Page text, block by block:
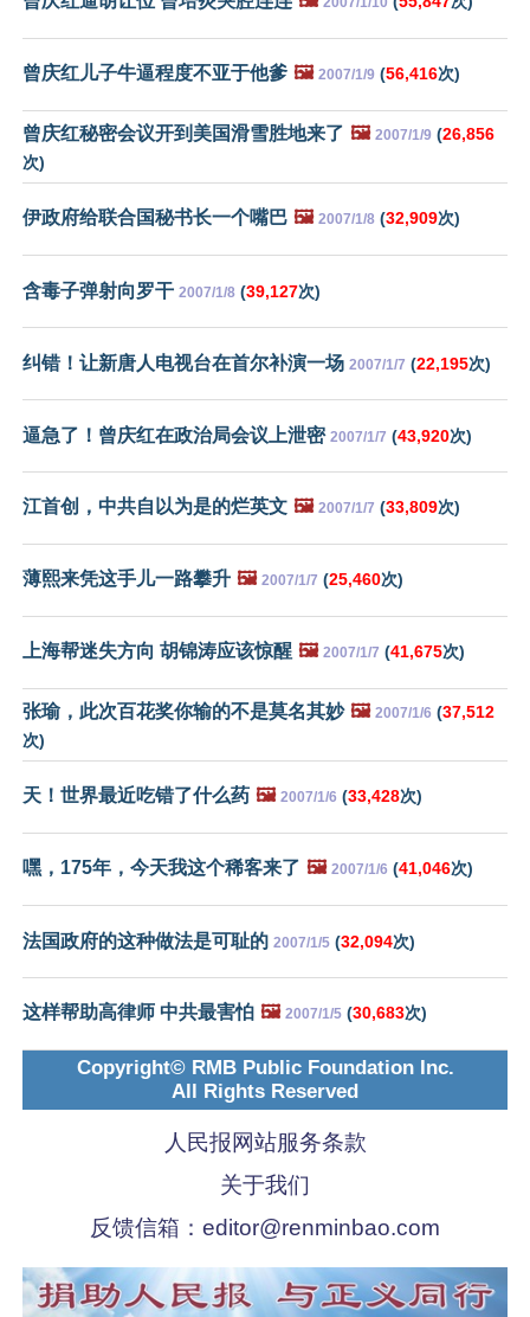
曾庆红儿子牛逼程度不亚于他爹 🖼️ 2007/1/9 (56,416次)
曾庆红秘密会议开到美国滑雪胜地来了 🖼️ 2007/1/9 (26,856
次)
伊政府给联合国秘书长一个嘴巴 🖼️ 2007/1/8 (32,909次)
含毒子弹射向罗干 2007/1/8 (39,127次)
纠错！让新唐人电视台在首尔补演一场 2007/1/7 (22,195次)
逼急了！曾庆红在政治局会议上泄密 2007/1/7 (43,920次)
江首创，中共自以为是的烂英文 🖼️ 2007/1/7 (33,809次)
薄熙来凭这手儿一路攀升 🖼️ 2007/1/7 (25,460次)
上海帮迷失方向 胡锦涛应该惊醒 🖼️ 2007/1/7 (41,675次)
张瑜，此次百花奖你输的不是莫名其妙 🖼️ 2007/1/6 (37,512
次)
天！世界最近吃错了什么药 🖼️ 2007/1/6 (33,428次)
嘿，175年，今天我这个稀客来了 🖼️ 2007/1/6 (41,046次)
法国政府的这种做法是可耻的 2007/1/5 (32,094次)
这样帮助高律师 中共最害怕 🖼️ 2007/1/5 (30,683次)
Copyright© RMB Public Foundation Inc.
All Rights Reserved
人民报网站服务条款
关于我们
反馈信箱： editor@renminbao.com